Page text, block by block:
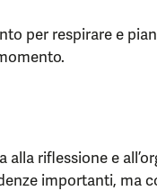
per respirare e
riflessione e
importanti, ma